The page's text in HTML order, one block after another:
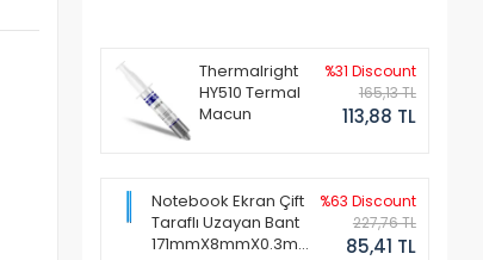
Thermalright
HY510 Termal
Macun
%31 Discount
165,13 TL
113,88 TL
Notebook Ekran Çift
Taraflı Uzayan Bant
171mmX8mmX0.3mm
%63 Discount
227,76 TL
85,41 TL